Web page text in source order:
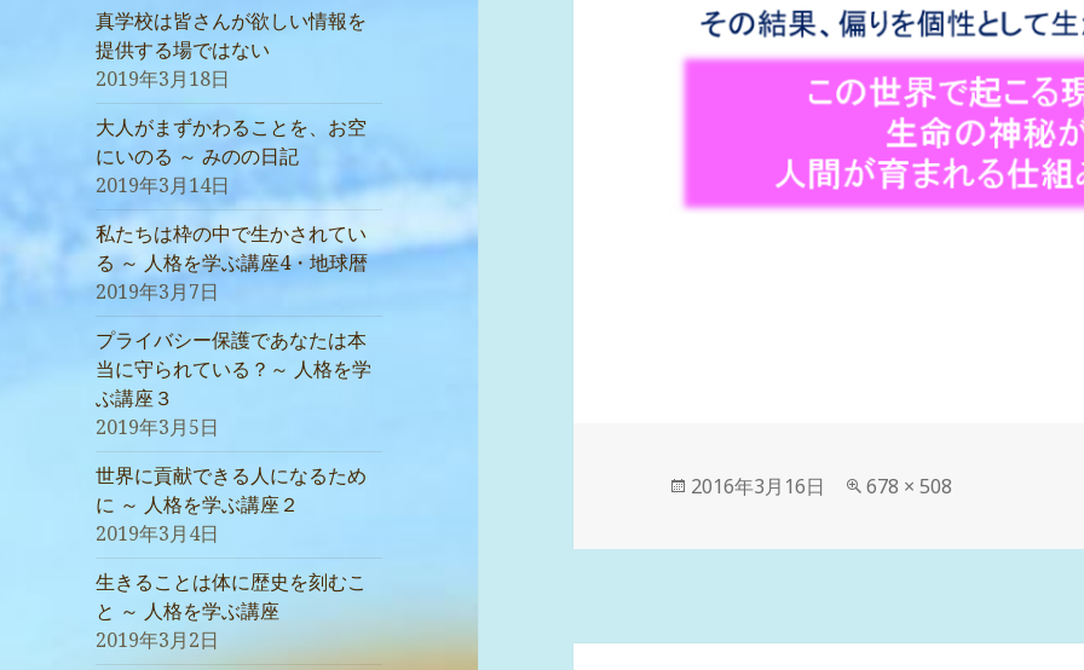
展
真学校は皆さんが欲しい情報を
提供する場ではない
2019年3月18日
大人がまずかわることを、お空
にいのる ～ みのの日記
2019年3月14日
私たちは枠の中で生かされてい
る ～ 人格を学ぶ講座4・地球暦
2019年3月7日
プライバシー保護であなたは本
当に守られている？～ 人格を学
ぶ講座３
2019年3月5日
世界に貢献できる人になるため
に ～ 人格を学ぶ講座２
2019年3月4日
生きることは体に歴史を刻むこ
と ～ 人格を学ぶ講座
2019年3月2日
投
日:
2016年3月16日
フ
サ
678 × 508